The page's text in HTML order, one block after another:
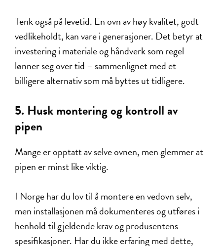
Tenk også på levetid. En ovn av høy kvalitet, godt
vedlikeholdt, kan vare i generasjoner. Det betyr at
investering i materiale og håndverk som regel
lønner seg over tid – sammenlignet med et
billigere alternativ som må byttes ut tidligere.
5. Husk montering og kontroll av
pipen
Mange er opptatt av selve ovnen, men glemmer at
pipen er minst like viktig.
I Norge har du lov til å montere en vedovn selv,
men installasjonen må dokumenteres og utføres i
henhold til gjeldende krav og produsentens
spesifikasjoner. Har du ikke erfaring med dette,